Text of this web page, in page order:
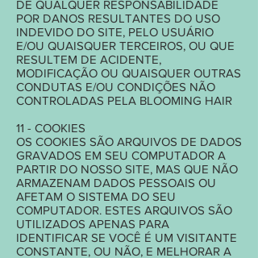
DE QUALQUER RESPONSABILIDADE
POR DANOS RESULTANTES DO USO
INDEVIDO DO SITE, PELO USUÁRIO
E/OU QUAISQUER TERCEIROS, OU QUE
RESULTEM DE ACIDENTE,
MODIFICAÇÃO OU QUAISQUER OUTRAS
CONDUTAS E/OU CONDIÇÕES NÃO
CONTROLADAS PELA BLOOMING HAIR
11 - COOKIES
OS COOKIES SÃO ARQUIVOS DE DADOS
GRAVADOS EM SEU COMPUTADOR A
PARTIR DO NOSSO SITE, MAS QUE NÃO
ARMAZENAM DADOS PESSOAIS OU
AFETAM O SISTEMA DO SEU
COMPUTADOR. ESTES ARQUIVOS SÃO
UTILIZADOS APENAS PARA
IDENTIFICAR SE VOCÊ É UM VISITANTE
CONSTANTE, OU NÃO, E MELHORAR A